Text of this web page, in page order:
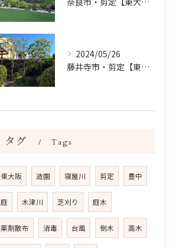
2024/05/26
藤井寺市・剪定【東大阪・藤井寺市に剪定対応してる庭色】
タグ Tags
東大阪 造園 寝屋川 剪定 豊中
庭 木津川 芝刈り 庭木
薬剤散布 消毒 台風 倒木 高木